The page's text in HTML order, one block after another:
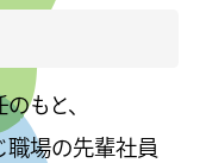
もと、
職場の先輩社員